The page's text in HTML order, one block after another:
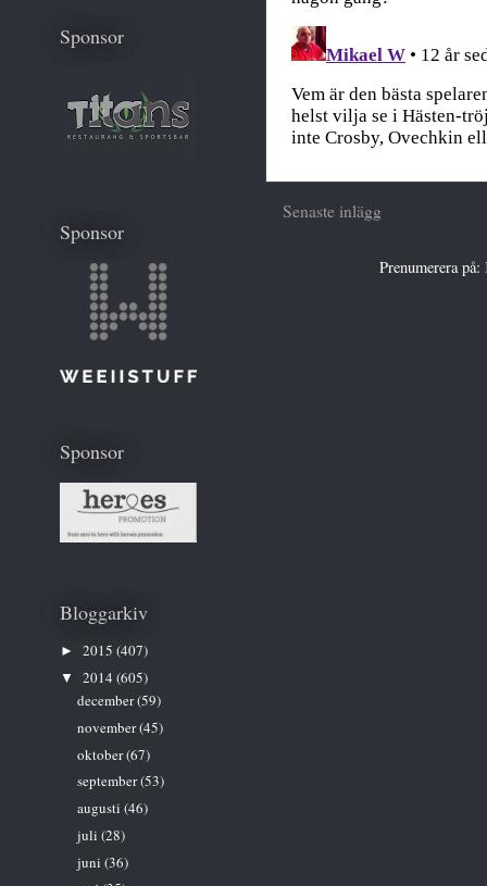
Senaste inlägg
Prenumerera på:
Sponsor
Sponsor
Sponsor
Bloggarkiv
► 2015 (407)
▼ 2014 (605)
december(59)
november(45)
oktober(67)
september(53)
augusti (46)
juli (28)
juni (36)